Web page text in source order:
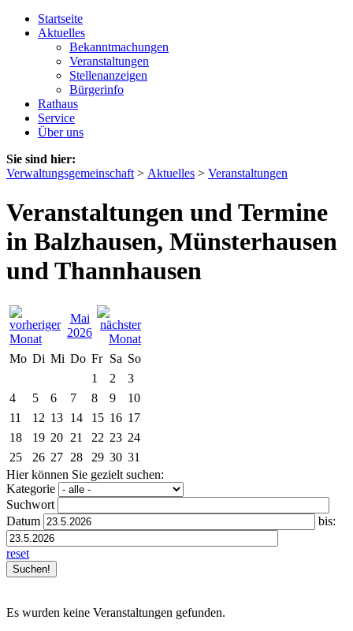
Startseite
Aktuelles
Bekanntmachungen
Veranstaltungen
Stellenanzeigen
Bürgerinfo
Rathaus
Service
Über uns
Sie sind hier:
Verwaltungsgemeinschaft > Aktuelles > Veranstaltungen
Veranstaltungen und Termine
in Balzhausen, Münsterhausen
und Thannhausen
Mai
2026
Mo Di Mi Do Fr Sa So
1
2
3
4
5 6 7 8 9
10
11
12 13 14 15 16 17
18
19 20 21 22 23 24
25
26 27 28 29 30 31
Hier können Sie gezielt suchen:
Kategorie
Suchwort
Datum
bis:
reset
Es wurden keine Veranstaltungen gefunden.